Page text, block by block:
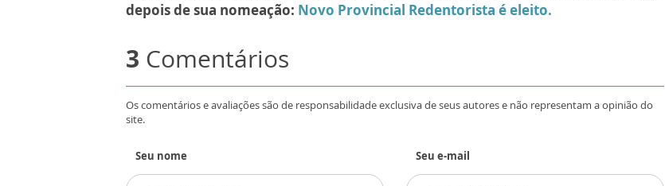
depois de sua nomeação: Novo Provincial Redentorista é eleito.
3 Comentários
Os comentários e avaliações são de responsabilidade exclusiva de seus autores e não representam a opinião do
site.
Seu nome Seu e-mail